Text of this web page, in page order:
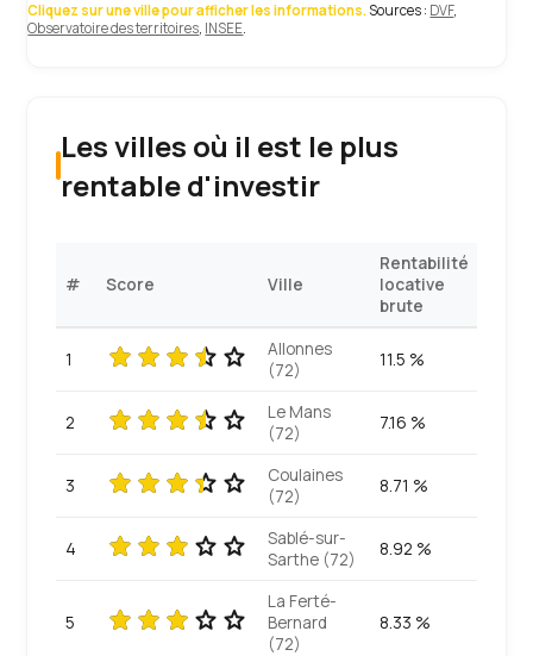
Cliquez sur une ville pour afficher les informations. Sources : DVF,
Observatoire des territoires, INSEE.
Les villes où il est le plus
rentable d'investir
# Score Ville
Rentabilité
locative
brute
1
Allonnes
(72)
11.5 %
2
Le Mans
(72)
7.16 %
3
Coulaines
(72)
8.71 %
4
Sablé-sur-
Sarthe (72)
8.92 %
5
La Ferté-
Bernard
(72)
8.33 %